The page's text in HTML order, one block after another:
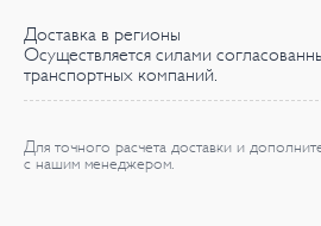
Доставка в регионы
Осуществляется силами
транспортных компаний.
Для точного расчета доставки и
с нашим менеджером.